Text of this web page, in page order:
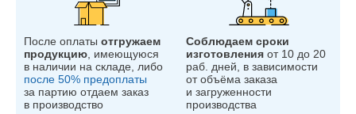
После оплатыотгружаем
продукцию , имеющуюся
в наличии на складе, либо
после 50% предоплаты
за партию отдаем заказ
в производство
Соблюдаем сроки
изготовления от 10 до 20
раб. дней, в зависимости
от объёма заказа
и загруженности
производства